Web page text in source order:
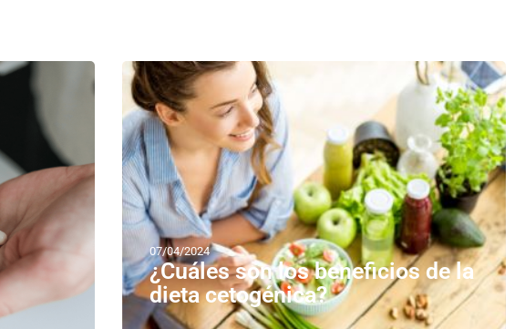
07/04/2024
¿Cuáles son los beneficios de la
dieta cetogénica?